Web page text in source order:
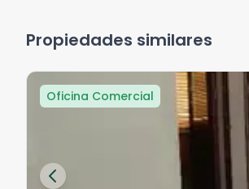
Propiedades similares
Oficina Comercial